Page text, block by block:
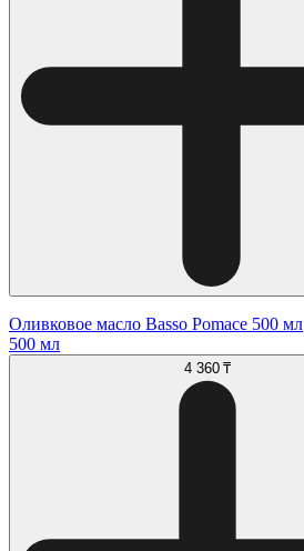
Оливковое масло Basso Pomace 500 мл
500 мл
4 360 ₸